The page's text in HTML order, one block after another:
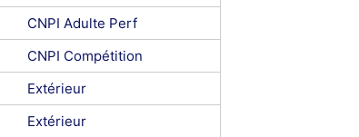
CNPI Adulte Perf
CNPI Compétition
Extérieur
Extérieur